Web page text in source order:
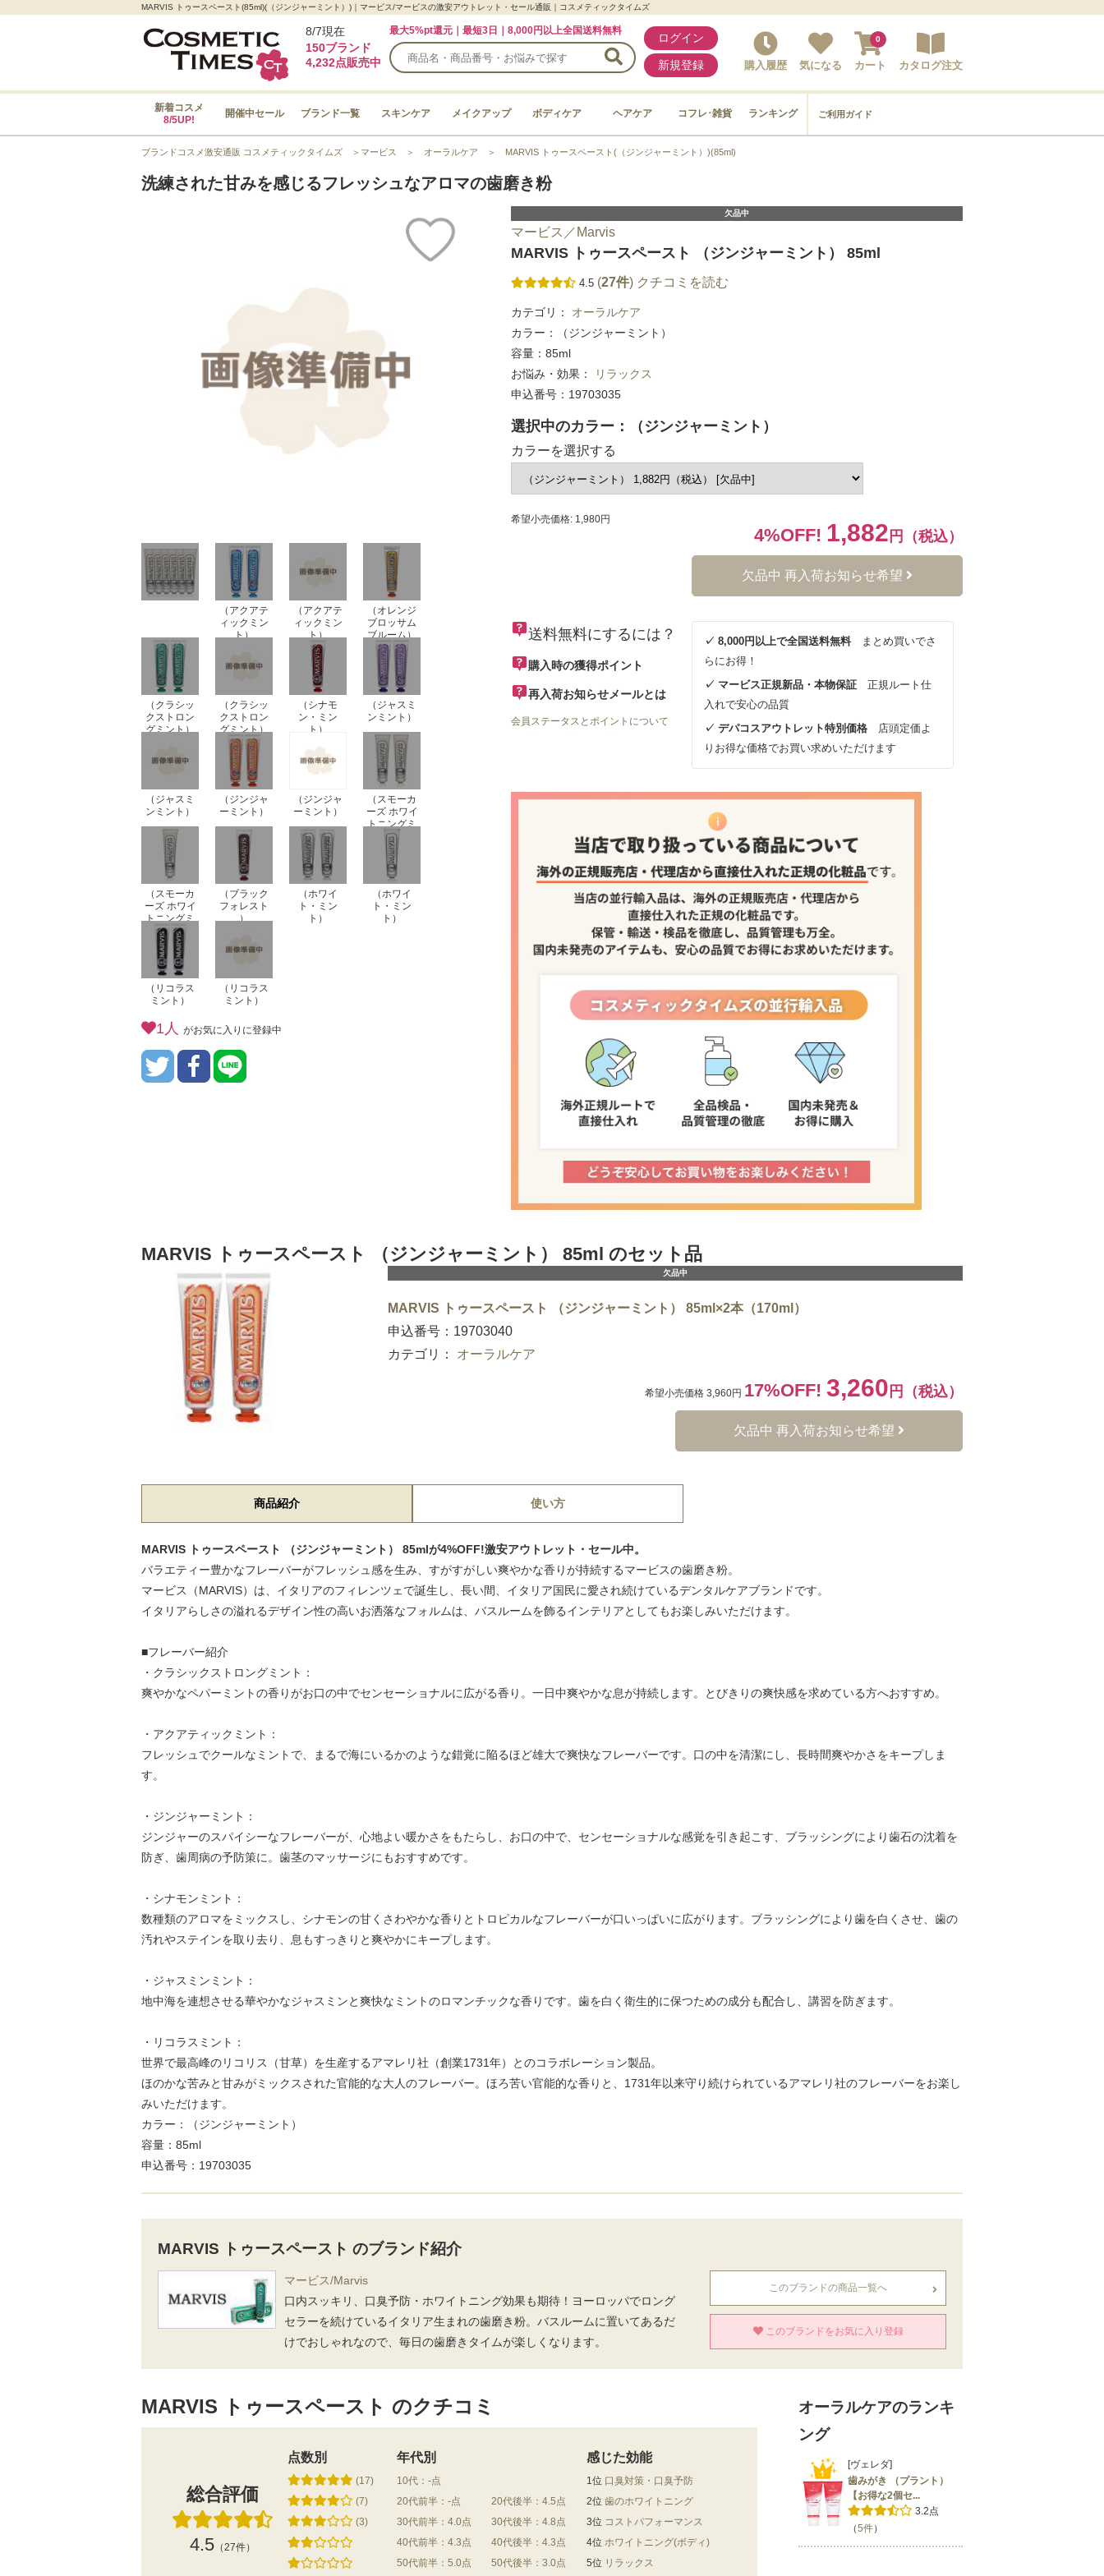
MARVIS トゥースペースト(85ml)(（ジンジャーミント）)｜マービス/マービスの激安アウトレット・セール通販｜コスメティックタイムズ
8/7現在
150ブランド
4,232点販売中
最大5%pt還元｜最短3日｜8,000円以上全国送料無料
ログイン
新規登録 購入履歴 気になる カート
0
カタログ注文
新着コスメ
8/5UP!
開催中セール ブランド一覧 スキンケア メイクアップ ボディケア ヘアケア コフレ･雑貨 ランキング ご利用ガイド
ブランドコスメ激安通販 コスメティックタイムズ ＞ マービス ＞ オーラルケア ＞ MARVIS トゥースペースト(（ジンジャーミント）)(85ml)
洗練された甘みを感じるフレッシュなアロマの歯磨き粉
（アクアテ
ィックミン
ト）
（アクアテ
ィックミン
ト）
（オレンジ
ブロッサム
ブルーム）
（クラシッ
クストロン
グミント）
（クラシッ
クストロン
グミント）
（シナモ
ン・ミン
ト）
（ジャスミ
ンミント）
（ジャスミ
ンミント）
（ジンジャ
ーミント）
（ジンジャ
ーミント）
（スモーカ
ーズ ホワイ
トニングミ
ント ）
（スモーカ
ーズ ホワイ
トニングミ
ント ）
（ブラック
フォレスト
）
（ホワイ
ト・ミン
ト）
（ホワイ
ト・ミン
ト）
（リコラス
ミント）
（リコラス
ミント）
1人 がお気に入りに登録中
欠品中
マービス／Marvis
MARVIS トゥースペースト （ジンジャーミント） 85ml
4.5 (27件) クチコミを読む
カテゴリ：
オーラルケア
カラー：（ジンジャーミント）
容量：85ml
お悩み・効果：
リラックス
申込番号：19703035
選択中のカラー：（ジンジャーミント）
カラーを選択する
希望小売価格: 1,980円
4%OFF! 1,882 円（税込）
欠品中 再入荷お知らせ希望
送料無料にするには？
購入時の獲得ポイント
再入荷お知らせメールとは
会員ステータスとポイントについて
✓ 8,000円以上で全国送料無料まとめ買いでさ
らにお得！
✓ マービス正規新品・本物保証 正規ルート仕
入れで安心の品質
✓ デパコスアウトレット特別価格 店頭定価よ
りお得な価格でお買い求めいただけます
MARVIS トゥースペースト （ジンジャーミント） 85ml のセット品
欠品中
MARVIS トゥースペースト （ジンジャーミント） 85ml×2本（170ml）
申込番号：19703040
カテゴリ： オーラルケア
希望小売価格 3,960円 17%OFF! 3,260 円（税込）
欠品中 再入荷お知らせ希望
商品紹介 使い方
MARVIS トゥースペースト （ジンジャーミント） 85mlが4%OFF!激安アウトレット・セール中。
バラエティー豊かなフレーバーがフレッシュ感を生み、すがすがしい爽やかな香りが持続するマービスの歯磨き粉。
マービス（MARVIS）は、イタリアのフィレンツェで誕生し、長い間、イタリア国民に愛され続けているデンタルケアブランドです。
イタリアらしさの溢れるデザイン性の高いお洒落なフォルムは、バスルームを飾るインテリアとしてもお楽しみいただけます。
■フレーバー紹介
・クラシックストロングミント：
爽やかなペパーミントの香りがお口の中でセンセーショナルに広がる香り。一日中爽やかな息が持続します。とびきりの爽快感を求めている方へおすすめ。
・アクアティックミント：
フレッシュでクールなミントで、まるで海にいるかのような錯覚に陥るほど雄大で爽快なフレーバーです。口の中を清潔にし、長時間爽やかさをキープしま
す。
・ジンジャーミント：
ジンジャーのスパイシーなフレーバーが、心地よい暖かさをもたらし、お口の中で、センセーショナルな感覚を引き起こす、ブラッシングにより歯石の沈着を
防ぎ、歯周病の予防策に。歯茎のマッサージにもおすすめです。
・シナモンミント：
数種類のアロマをミックスし、シナモンの甘くさわやかな香りとトロピカルなフレーバーが口いっぱいに広がります。ブラッシングにより歯を白くさせ、歯の
汚れやステインを取り去り、息もすっきりと爽やかにキープします。
・ジャスミンミント：
地中海を連想させる華やかなジャスミンと爽快なミントのロマンチックな香りです。歯を白く衛生的に保つための成分も配合し、講習を防ぎます。
・リコラスミント：
世界で最高峰のリコリス（甘草）を生産するアマレリ社（創業1731年）とのコラボレーション製品。
ほのかな苦みと甘みがミックスされた官能的な大人のフレーバー。ほろ苦い官能的な香りと、1731年以来守り続けられているアマレリ社のフレーバーをお楽し
みいただけます。
カラー：（ジンジャーミント）
容量：85ml
申込番号：19703035
MARVIS トゥースペースト のブランド紹介
マービス/Marvis
口内スッキリ、口臭予防・ホワイトニング効果も期待！ヨーロッパでロング
セラーを続けているイタリア生まれの歯磨き粉。バスルームに置いてあるだ
けでおしゃれなので、毎日の歯磨きタイムが楽しくなります。
このブランドの商品一覧へ
このブランドをお気に入り登録
MARVIS トゥースペースト のクチコミ
総合評価
4.5（27件）
点数別 年代別 感じた効能
(17) 10代：-点 1位 口臭対策・口臭予防
(7)
20代前半：-点 20代後半：4.5点 2位 歯のホワイトニング
(3)
30代前半：4.0点 30代後半：4.8点 3位 コストパフォーマンス
40代前半：4.3点
40代後半：4.3点 4位 ホワイトニング(ボディ)
50代前半：5.0点
50代後半：3.0点 5位 リラックス
オーラルケアのランキ
ング
[ヴェレダ]
歯みがき （プラント）
【お得な2個セ...
3.2点
（5件）